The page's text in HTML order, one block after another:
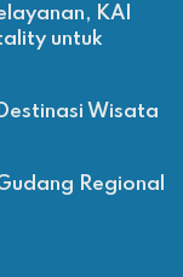
KAI
untuk
Wisata
Regional